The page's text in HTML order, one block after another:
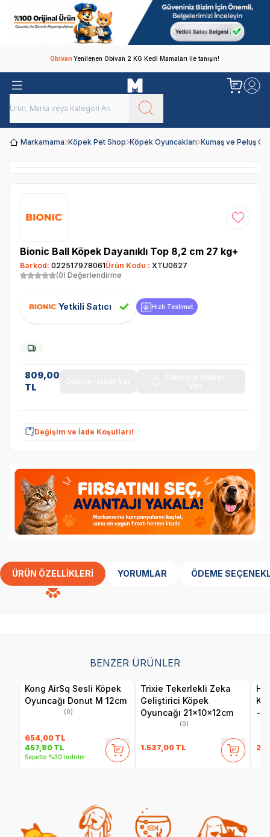
ObivanYenilenen Obivan 2 KG Kedi Mamaları ile tanışın!
Markamama Köpek Pet Shop Köpek Oyuncakları Kumaş ve Peluş
Favoriye
Bionic Ball Köpek Dayanıklı Top 8,2 cm 27 kg+
Barkod: 022517978061Ürün Kodu : XTU0627
(0) Değerlendirme
Yetkili Satıcı Hızlı Teslimat
809,00
TL
Değişim ve İade Koşulları!
ÜRÜN ÖZELLIKLERI YORUMLAR ÖDEME
BENZER ÜRÜNLER
Kong AirSq Sesli Köpek
Oyuncağı Donut M 12cm
(0)
654,00 TL
457,80 TL
Sepette %30 indirim
Trixie Tekerlekli Zeka
Geliştirici Köpek
Oyuncağı 21x10x12cm
(0)
1.537,00 TL
-